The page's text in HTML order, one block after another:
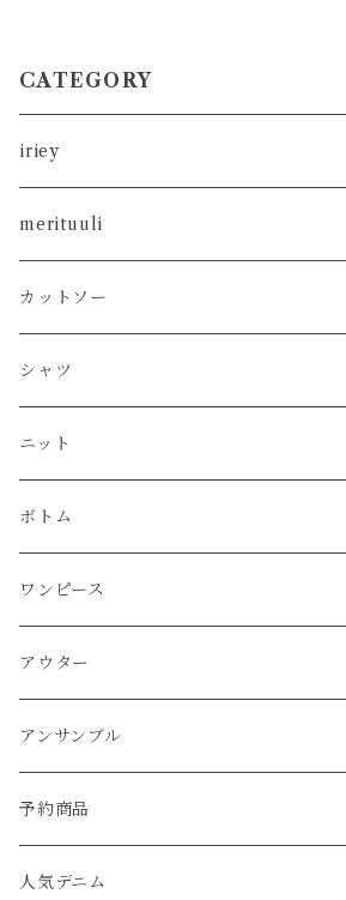
CATEGORY
iriey
カットソー
タンクトップ
ベスト
カーディガン
シャツ
シャツ
プルオーバー
ニット
プルオーバー
パーカー
アウター
ボトム
パンツ
スカート
ワンピース
アウター
ブルゾン
ジャケット
アンサンブル
merituuli
カットソー
カーディガン
プルオーバー
シャツ
ニット
カーディガン
プルオーバー
ボトム
ワンピース
アウター
ベスト
ジャケット
アンサンブル
カットソー
タンクトップ
Tシャツ
プルオーバー
チュニック
パーカー
ワンピース
ベスト
カーディガン
シャツ
シャツ
プルオーバー
チュニック
ワンピース
カーディガン
パーカー
ニット
プルオーバー
パーカー
カーディガン
ワンピース
ベスト
ポンチョ
ボトム
パンツ
スカート
ワンピース
アウター
ブルゾン
ジャケット
コート
アンサンブル
予約商品
人気デニム